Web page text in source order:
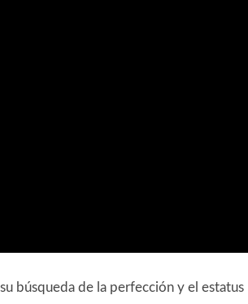
búsqueda de la perfección y el estatus